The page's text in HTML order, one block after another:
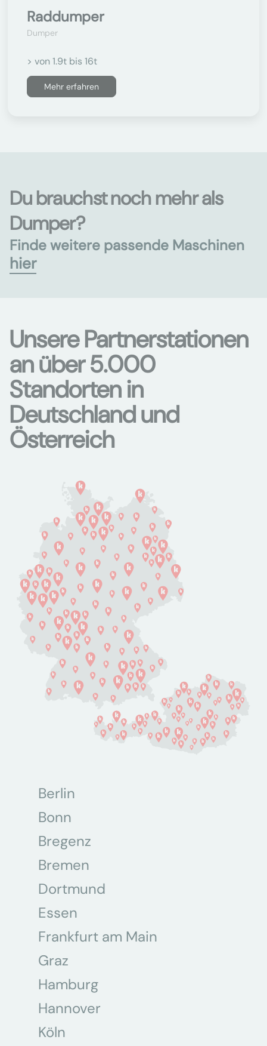
Raddumper
Dumper
> von 1.9t bis 16t
Mehr erfahren
Du brauchst noch mehr als
Dumper?
Finde weitere passende Maschinen
hier
Unsere Partnerstationen
an über 5.000
Standorten in
Deutschland und
Österreich
Berlin
Bonn
Bregenz
Bremen
Dortmund
Essen
Frankfurt am Main
Graz
Hamburg
Hannover
Köln